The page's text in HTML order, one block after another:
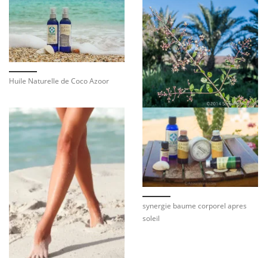
Huile Naturelle de Coco Azoor
synergie baume corporel apres
soleil